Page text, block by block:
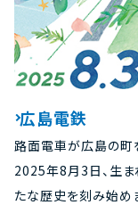
広島電鉄
路面電車が広島の町
2025年8月3日、生
たな歴史を刻み始め